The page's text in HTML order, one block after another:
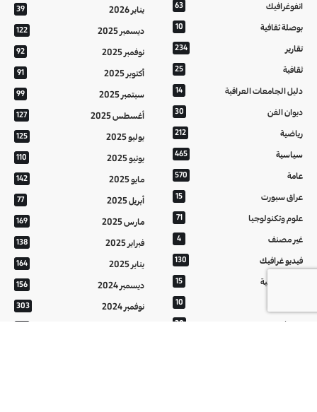
انفوغرافيك 63
بوصلة ثقافية 10
تقارير 234
ثقافية 25
دليل الجامعات العراقية 14
ديوان الفن 30
رياضية 212
سياسية 465
عامة 570
عراق سبورت 15
علوم وتكنولوجيا 71
غير مصنف 4
فيديو غرافيك 130
معالم عراقية 15
10
منوعات 20
يناير 2026 39
ديسمبر 2025 122
نوفمبر 2025 92
أكتوبر 2025 91
سبتمبر 2025 99
أغسطس 2025 127
يوليو 2025 125
يونيو 2025 110
مايو 2025 142
أبريل 2025 77
مارس 2025 169
فبراير 2025 138
يناير 2025 164
ديسمبر 2024 156
نوفمبر 2024 303